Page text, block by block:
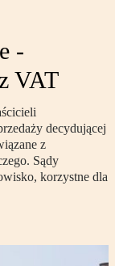
-
VAT
decydującej
z
Sądy
korzystne dla